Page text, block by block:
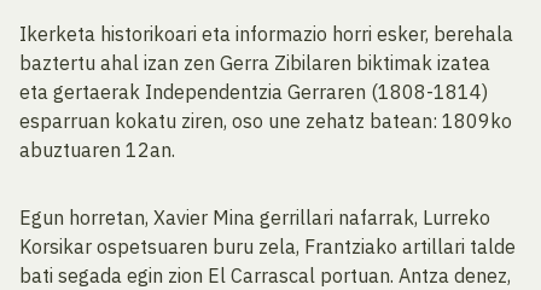
Ikerketa historikoari eta informazio horri esker, berehala
baztertu ahal izan zen Gerra Zibilaren biktimak izatea
eta gertaerak Independentzia Gerraren (1808-1814)
esparruan kokatu ziren, oso une zehatz batean: 1809ko
abuztuaren 12an.
Egun horretan, Xavier Mina gerrillari nafarrak, Lurreko
Korsikar ospetsuaren buru zela, Frantziako artillari talde
bati segada egin zion El Carrascal portuan. Antza denez,